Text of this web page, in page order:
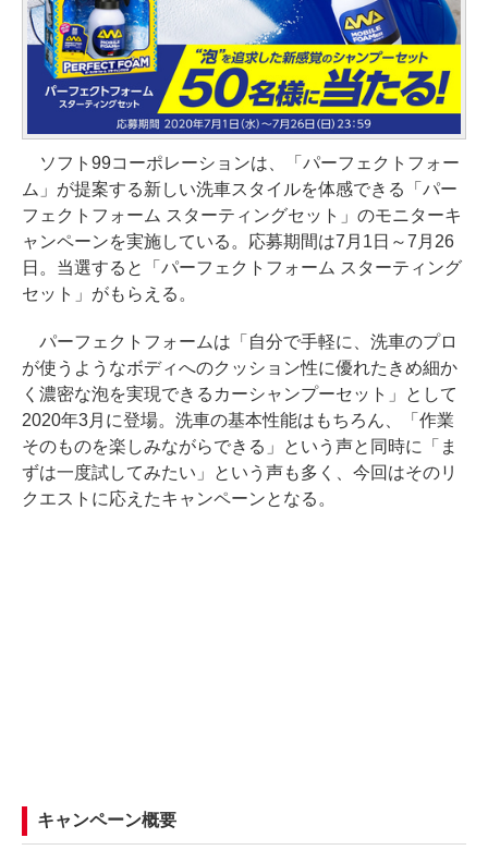
ソフト99コーポレーションは、「パーフェクトフォー
ム」が提案する新しい洗車スタイルを体感できる「パー
フェクトフォーム スターティングセット」のモニターキ
ャンペーンを実施している。応募期間は7月1日～7月26
日。当選すると「パーフェクトフォーム スターティング
セット」がもらえる。
パーフェクトフォームは「自分で手軽に、洗車のプロ
が使うようなボディへのクッション性に優れたきめ細か
く濃密な泡を実現できるカーシャンプーセット」として
2020年3月に登場。洗車の基本性能はもちろん、「作業
そのものを楽しみながらできる」という声と同時に「ま
ずは一度試してみたい」という声も多く、今回はそのリ
クエストに応えたキャンペーンとなる。
キャンペーン概要